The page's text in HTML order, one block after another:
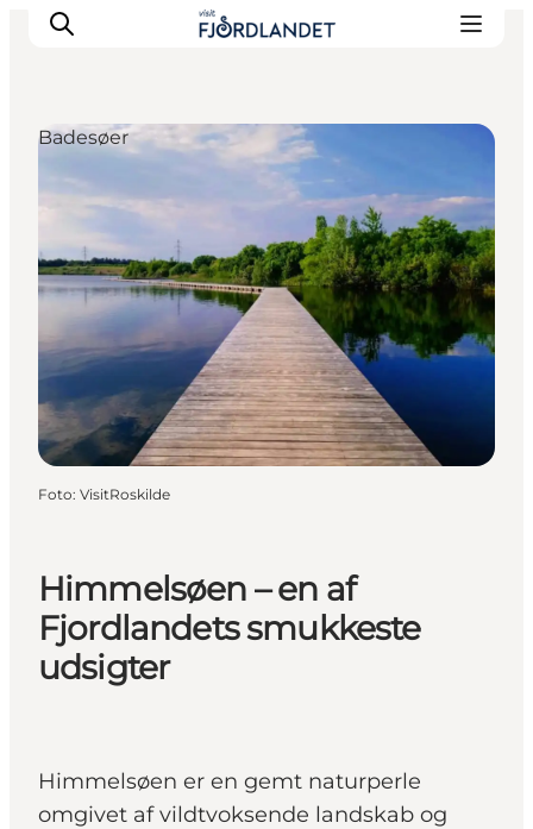
Byer & steder
Det sker
Guides & inspiration
Overnatning
Oplevelser
Himmelsøen – en af
Fjordlandets smukkeste
udsigter
Himmelsøen er en gemt naturperle
omgivet af vildtvoksende landskab og
Badesøer
Foto: VisitRoskilde